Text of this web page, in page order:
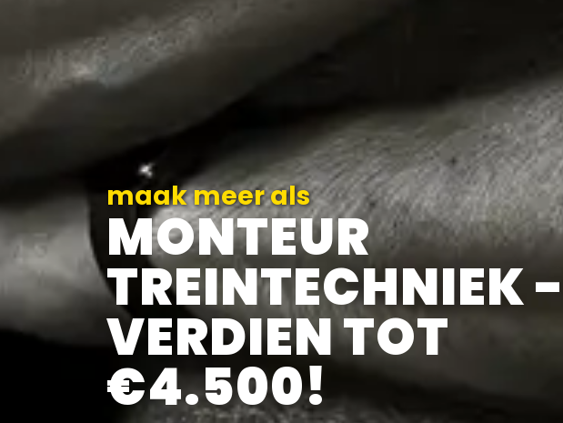
maak meer als
MONTEUR
TREINTECHNIEK -
VERDIEN TOT
€4.500!